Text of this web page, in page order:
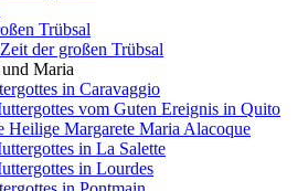
Trübsal
der großen Trübsal
Maria
in Caravaggio
vom Guten Ereignis in Quito
Heilige Margarete Maria Alacoque
in La Salette
in Lourdes